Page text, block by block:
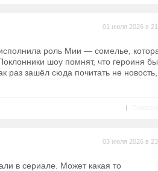
01 июля 2026 в
роль Мии — сомелье,
шоу помнят, что героиня
раз зашёл сюда почитать не
|
03 июля 2026 в
в сериале. Может какая то